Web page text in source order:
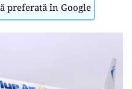
preferată în Google